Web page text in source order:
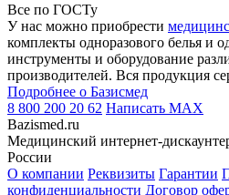
Все по ГОСТу
У нас можно приобрести
комплекты одноразового белья и
инструменты и оборудование
производителей. Вся продукция
Подробнее о Базисмед
8 800 200 20 62 Написать MAX
Bazismed.ru
Медицинский интернет-
России
О компании Реквизиты Гарантии
конфиденциальности Договор